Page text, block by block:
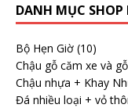
DANH MỤC
Bộ Hẹn Giờ (10)
Chậu gỗ căm xe và
Chậu nhựa + Khay
Đá nhiều loại + vỏ